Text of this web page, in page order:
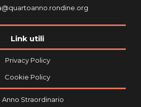
Link utili
Privacy Policy
Cookie Policy
Anno Straordinario